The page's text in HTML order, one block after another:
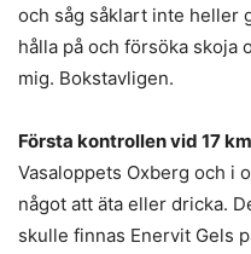
och såg såklart inte heller
hålla på och försöka skoja
mig. Bokstavligen.
Första kontrollen vid 17
Vasaloppets Oxberg och i
något att äta eller dricka.
skulle finnas Enervit Gels